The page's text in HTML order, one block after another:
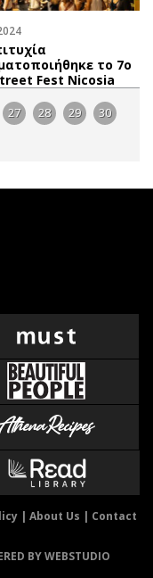
το 7ο
Fest Nicosia
27 28 29 30
| About Us | Contact
BY WEBSTUDIO